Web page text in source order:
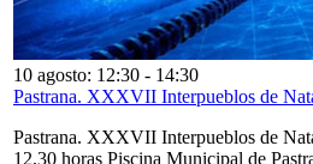
10 agosto: 12:30 - 14:30
Pastrana. XXXVII Interpueblos de
Pastrana. XXXVII Interpueblos de
12,30 horas Piscina Municipal de